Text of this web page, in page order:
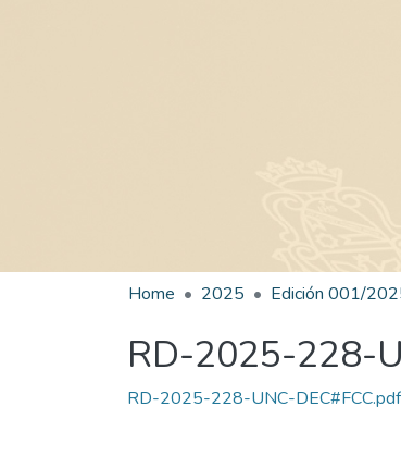
Home 2025
RD-2025-228-
RD-2025-228-UNC-DEC#FCC.pdf